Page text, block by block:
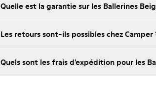
Quelle est la garantie sur les Ballerines
Les retours sont-ils possibles chez Camper
Quels sont les frais d'expédition pour les